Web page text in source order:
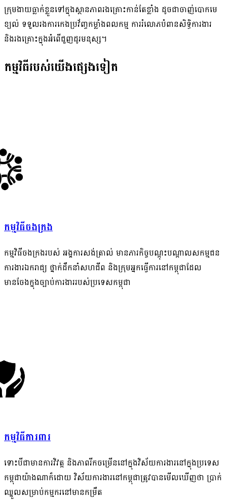
ក្រុមងាយធ្លាក់ខ្លួនទៅក្នុងស្ថានភាពរងគ្រោះកាន់តែខ្លាំង ដូចជាចាញ់បោកមេ
ខ្យល់ ទទួលរងការកេងប្រវ័ញ្ចកម្លាំងពលកម្ម ការរំលោភបំពានសិទ្ធិការងារ
និងរងគ្រោះក្នុងអំពើជួញដូរមនុស្ស។
កម្មវិធីរបស់យើងផ្សេងទៀត
កម្មវិធីចងក្រង
កម្មវិធីចងក្រងរបស់ អង្គការសង់ត្រាល់ មានភារកិច្ចបណ្តុះបណ្តាលសកម្មជន
ការងារឯករាជ្យ ថ្នាក់ដឹកនាំសហជីព និងក្រុមអ្នកធ្វើការនៅកម្ពុជាដែល
មានចែងក្នុងច្បាប់ការងាររបស់ប្រទេសកម្ពុជា
កម្មវិធីការពារ
ទោះបីជាមានការវិវត្ត និងភាពរីកចម្រើននៅក្នុងវិស័យការងារនៅក្នុងប្រទេស
កម្ពុជាយ៉ាងណាក៏ដោយ វិស័យការងារនៅកម្ពុជាត្រូវបានមើលឃើញថា ប្រាក់
ឈ្នួលសម្រាប់កម្មករនៅមានកម្រឹត